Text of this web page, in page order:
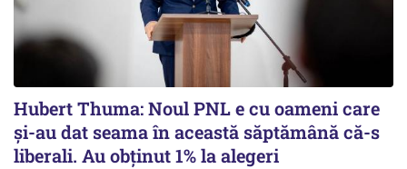
Hubert Thuma: Noul PNL e cu oameni care
și-au dat seama în această săptămână că-s
liberali. Au obținut 1% la alegeri